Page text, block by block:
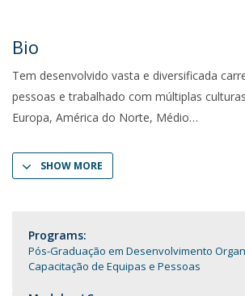
Bio
Tem desenvolvido vasta e diversificada
pessoas e trabalhado com múltiplas
Europa, América do Norte, Médio
SHOW MORE
Programs:
Pós-Graduação em Desenvolvimento
Capacitação de Equipas e Pessoas